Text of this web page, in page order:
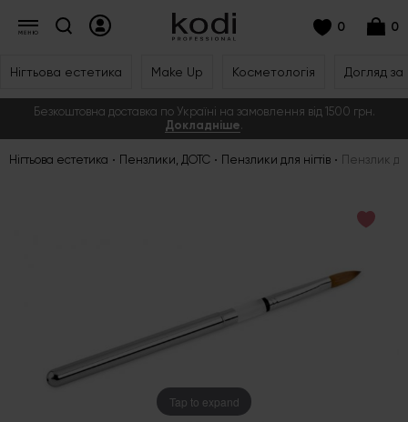
0 0
Нігтьова естетика Make Up Косметологія Догляд
Безкоштовна доставка по Україні на замовлення від 1500 грн.
Докладніше.
Нігтьова естетика Пензлики, ДОТС Пензлики для нігтів Пензлик
Tap to expand